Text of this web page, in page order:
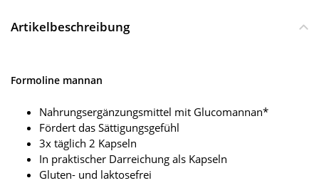
Artikelbeschreibung
Formoline mannan
Nahrungsergänzungsmittel mit Glucomannan*
Fördert das Sättigungsgefühl
3x täglich 2 Kapseln
In praktischer Darreichung als Kapseln
Gluten- und laktosefrei